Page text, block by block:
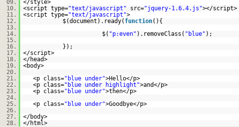
09.
</style>
10.
<script type="text/javascript" src="jquery-1.6.4.js"></script>
11.
<script type="text/javascript">
12.
$(document).ready( function(){
13.
14.
$( "p:even" ).removeClass( "blue" );
15.
16.
});
17.
</script>
18.
</head>
19.
<body>
20.
21.
<p class="blue under">Hello</p>
22.
<p class="blue under highlight">and</p>
23.
<p class="blue under">then</p>
24.
25.
<p class="blue under">Goodbye</p>
26.
27.
</body>
28.
</html>